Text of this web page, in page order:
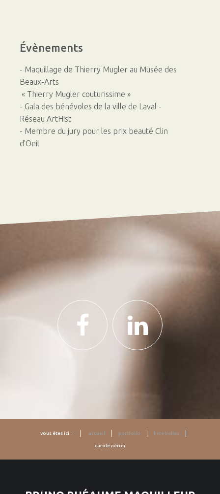
Évènements
- Maquillage de Thierry Mugler au Musée des
Beaux-Arts
« Thierry Mugler couturissime »
- Gala des bénévoles de la ville de Laval -
Réseau ArtHist
- Membre du jury pour les prix beauté Clin
d’Oeil
vous êtes ici : accueil portfolio livre belles
carole néron